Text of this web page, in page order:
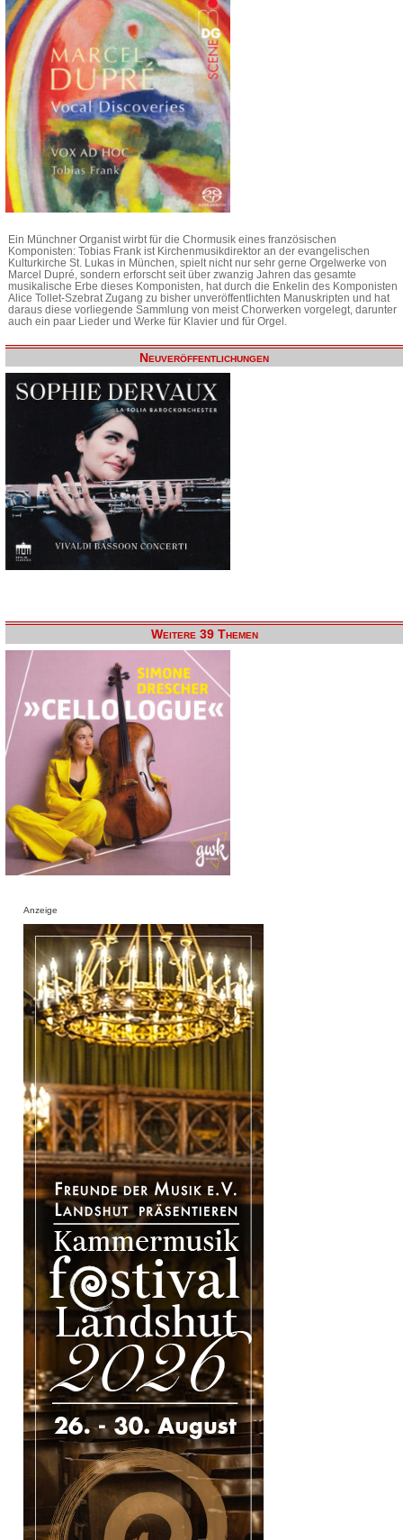
Ein Münchner Organist wirbt für die Chormusik eines französischen
Komponisten: Tobias Frank ist Kirchenmusikdirektor an der evangelischen
Kulturkirche St. Lukas in München, spielt nicht nur sehr gerne Orgelwerke von
Marcel Dupré, sondern erforscht seit über zwanzig Jahren das gesamte
musikalische Erbe dieses Komponisten, hat durch die Enkelin des Komponisten
Alice Tollet-Szebrat Zugang zu bisher unveröffentlichten Manuskripten und hat
daraus diese vorliegende Sammlung von meist Chorwerken vorgelegt, darunter
auch ein paar Lieder und Werke für Klavier und für Orgel.
Neuveröffentlichungen
Weitere 39 Themen
Anzeige